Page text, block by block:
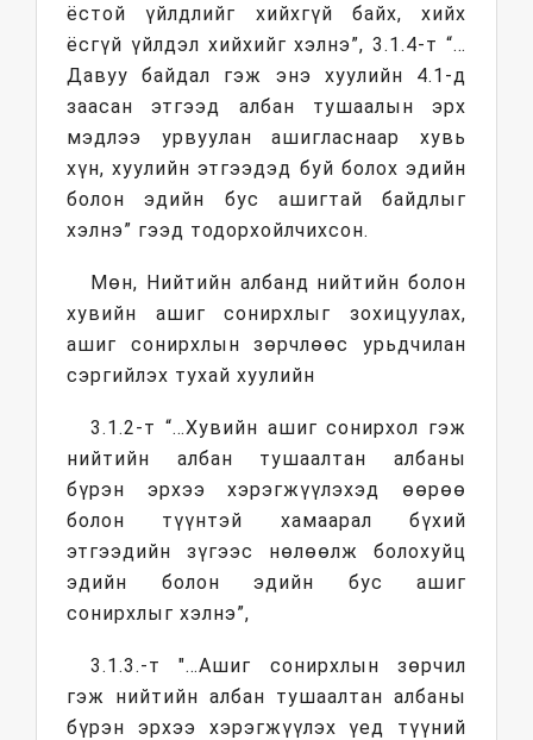
ёстой үйлдлийг хийхгүй байх, хийх
ёсгүй үйлдэл хийхийг хэлнэ”, 3.1.4-т “…
Давуу байдал гэж энэ хуулийн 4.1-д
заасан этгээд албан тушаалын эрх
мэдлээ урвуулан ашигласнаар хувь
хүн, хуулийн этгээдэд буй болох эдийн
болон эдийн бус ашигтай байдлыг
хэлнэ” гээд тодорхойлчихсон.
Мөн, Нийтийн албанд нийтийн болон
хувийн ашиг сонирхлыг зохицуулах,
ашиг сонирхлын зөрчлөөс урьдчилан
сэргийлэх тухай хуулийн
3.1.2-т “…Хувийн ашиг сонирхол гэж
нийтийн албан тушаалтан албаны
бүрэн эрхээ хэрэгжүүлэхэд өөрөө
болон түүнтэй хамаарал бүхий
этгээдийн зүгээс нөлөөлж болохуйц
эдийн болон эдийн бус ашиг
сонирхлыг хэлнэ”,
3.1.3.-т "…Ашиг сонирхлын зөрчил
гэж нийтийн албан тушаалтан албаны
бүрэн эрхээ хэрэгжүүлэх үед түүний